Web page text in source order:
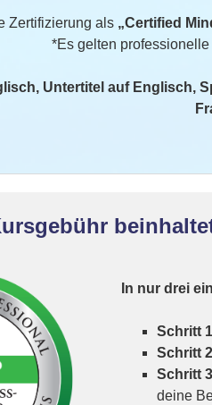
Zertifizierung als „Certified
*Es gelten
Untertitel auf Englisch,
In nur drei
Schritt
Schritt
Schritt
deine